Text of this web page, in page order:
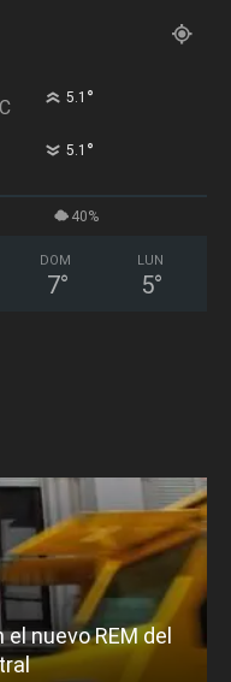
C 5.1 °
5.1 °
40%
DOM
7°
LUN
5°
nuevo REM del